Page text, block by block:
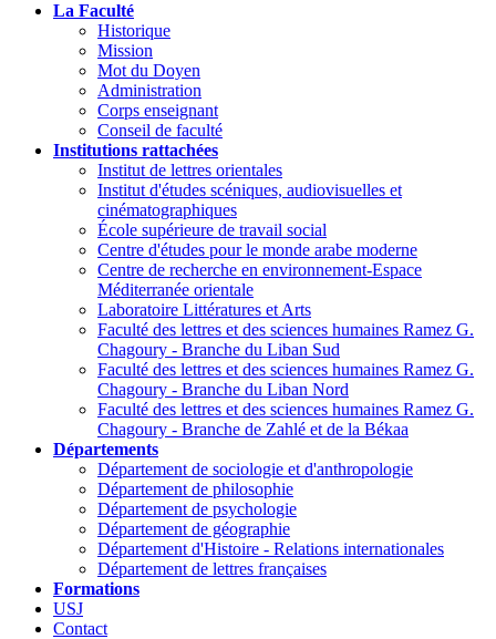
La Faculté
Historique
Mission
Mot du Doyen
Administration
Corps enseignant
Conseil de faculté
Institutions rattachées
Institut de lettres orientales
Institut d'études scéniques, audiovisuelles et
cinématographiques
École supérieure de travail social
Centre d'études pour le monde arabe moderne
Centre de recherche en environnement-Espace
Méditerranée orientale
Laboratoire Littératures et Arts
Faculté des lettres et des sciences humaines Ramez G.
Chagoury - Branche du Liban Sud
Faculté des lettres et des sciences humaines Ramez G.
Chagoury - Branche du Liban Nord
Faculté des lettres et des sciences humaines Ramez G.
Chagoury - Branche de Zahlé et de la Békaa
Départements
Département de sociologie et d'anthropologie
Département de philosophie
Département de psychologie
Département de géographie
Département d'Histoire - Relations internationales
Département de lettres françaises
Formations
USJ
Contact